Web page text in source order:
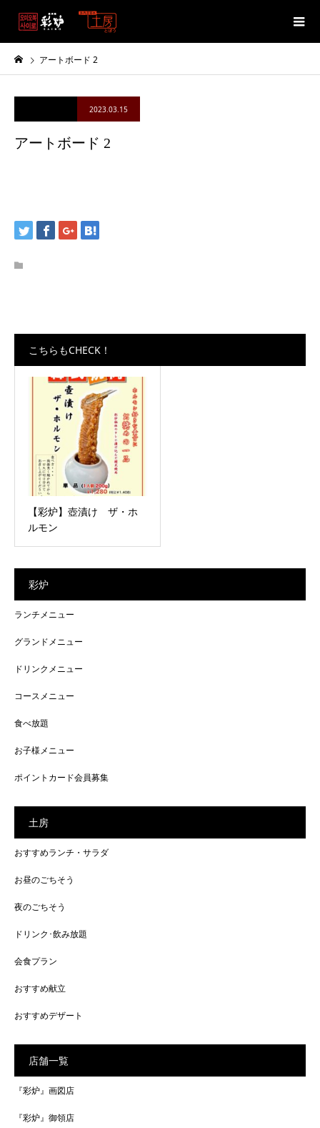
アートボード 2
2023.03.15
アートボード 2
こちらもCHECK！
【彩炉】壺漬け ザ・ホ
ルモン
彩炉
ランチメニュー
グランドメニュー
ドリンクメニュー
コースメニュー
食べ放題
お子様メニュー
ポイントカード会員募集
土房
おすすめランチ・サラダ
お昼のごちそう
夜のごちそう
ドリンク･飲み放題
会食プラン
おすすめ献立
おすすめデザート
店舗一覧
『彩炉』画図店
『彩炉』御領店